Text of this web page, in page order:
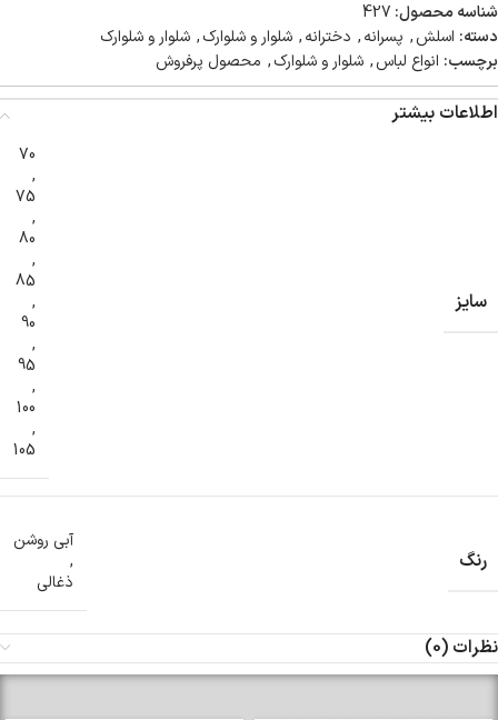
شناسه محصول: 427
دسته: اسلش, پسرانه, دخترانه, شلوار و شلوارک, شلوار و شلوارک
برچسب: انواع لباس, شلوار و شلوارک, محصول پرفروش
اطلاعات بیشتر
سایز
70
,
75
,
80
,
85
,
90
,
95
,
100
,
105
رنگ
آبی روشن
,
ذغالی
نظرات (0)